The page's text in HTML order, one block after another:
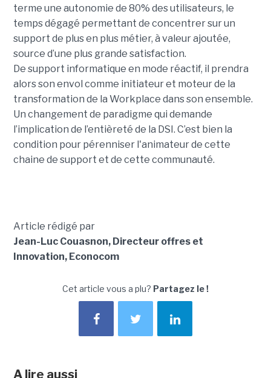
terme une autonomie de 80% des utilisateurs, le
temps dégagé permettant de concentrer sur un
support de plus en plus métier, à valeur ajoutée,
source d’une plus grande satisfaction.
De support informatique en mode réactif, il prendra
alors son envol comme initiateur et moteur de la
transformation de la Workplace dans son ensemble.
Un changement de paradigme qui demande
l’implication de l’entièreté de la DSI. C’est bien la
condition pour pérenniser l'animateur de cette
chaine de support et de cette communauté.
Article rédigé par
Jean-Luc Couasnon, Directeur offres et
Innovation, Econocom
Cet article vous a plu? Partagez le !
A lire aussi